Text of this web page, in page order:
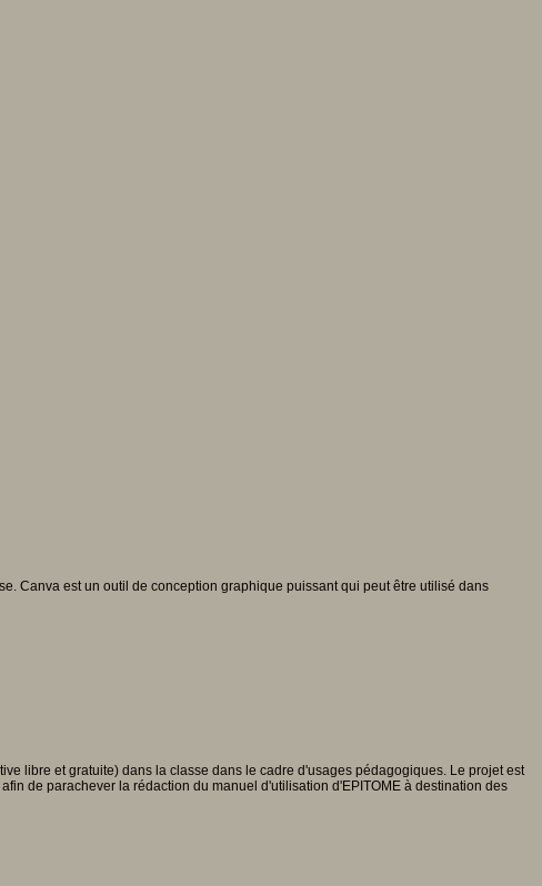
Canva est un outil de conception graphique puissant qui peut être utilisé dans
libre et gratuite) dans la classe dans le cadre d'usages pédagogiques. Le projet est
de parachever la rédaction du manuel d'utilisation d'EPITOME à destination des